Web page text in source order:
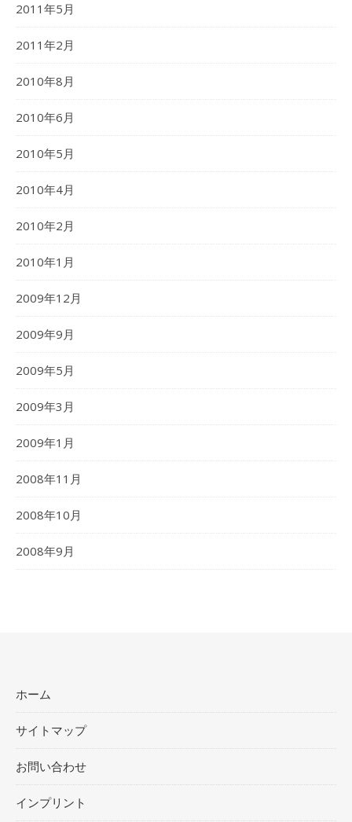
2011年5月
2011年2月
2010年8月
2010年6月
2010年5月
2010年4月
2010年2月
2010年1月
2009年12月
2009年9月
2009年5月
2009年3月
2009年1月
2008年11月
2008年10月
2008年9月
ホーム
サイトマップ
お問い合わせ
インプリント